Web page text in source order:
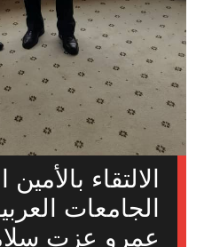
الالتقاء
الجامعات
عمرو عزت